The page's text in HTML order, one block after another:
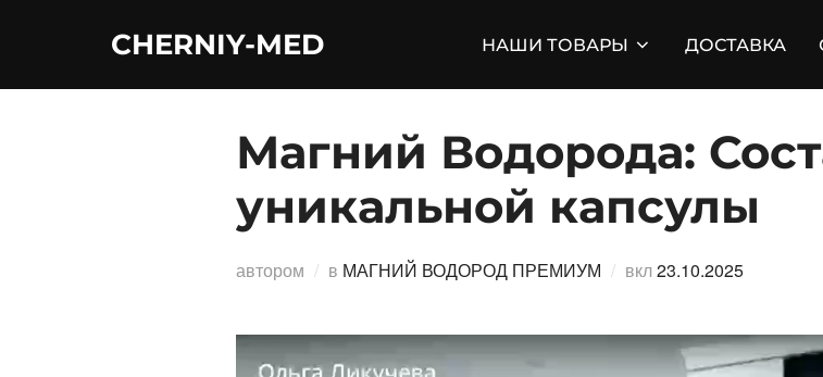
CHERNIY-MED НАШИ ТОВАРЫ ДОСТАВКА
Магний Водорода:
уникальной капсулы
автором в МАГНИЙ ВОДОРОД ПРЕМИУМ вклОпубликовано
23.10.2025